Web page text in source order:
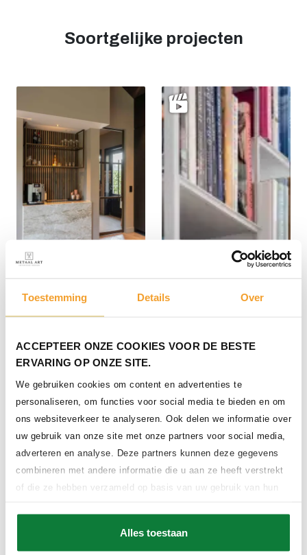
Toestemming Details Over
ACCEPTEER ONZE COOKIES VOOR DE BESTE
ERVARING OP ONZE SITE.
We gebruiken cookies om content en advertenties te
personaliseren, om functies voor social media te bieden en om
ons websiteverkeer te analyseren. Ook delen we informatie over
uw gebruik van onze site met onze partners voor social media,
adverteren en analyse. Deze partners kunnen deze gegevens
combineren met andere informatie die u aan ze heeft verstrekt
of die ze hebben verzameld op basis van uw gebruik van hun
Alles toestaan
Soortgelijke projecten
Stalen spiegels